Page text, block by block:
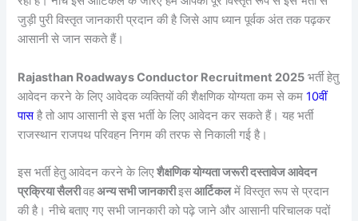
जुड़ी पुरी विस्तृत जानकारी प्रदान की है जिसे आप ध्यान पूर्वक अंत तक पढ़कर
आसानी से जान सकते हैं।
Rajasthan Roadways Conductor Recruitment 2025 भर्ती हेतु
आवेदन करने के लिए आवेदक व्यक्तियों की शैक्षणिक योग्यता कम से कम10वीं
पासहै तो आप आसानी से इस भर्ती के लिए आवेदन कर सकते हैं। यह भर्ती
राजस्थान राजपथ परिवहन निगम की तरफ से निकाली गई है।
इस भर्ती हेतु आवेदन करने के लिएशैक्षणिक योग्यता जरूरी दस्तावेज आवेदन
प्रक्रिया सैलरीवहअन्य सभी जानकारीइसआर्टिकलमें विस्तृत रूप से प्रदान
की है। नीचे बताए गए सभी जानकारी को पढ़े जाने और आसानी परिचालक पदों